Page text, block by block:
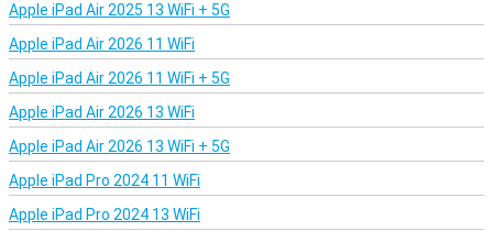
Apple iPad Air 2025 13 WiFi + 5G
Apple iPad Air 2026 11 WiFi
Apple iPad Air 2026 11 WiFi + 5G
Apple iPad Air 2026 13 WiFi
Apple iPad Air 2026 13 WiFi + 5G
Apple iPad Pro 2024 11 WiFi
Apple iPad Pro 2024 13 WiFi